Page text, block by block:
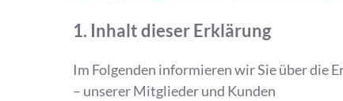
1. Inhalt dieser Erklärung
Im Folgenden informieren wir Sie über die
– unserer Mitglieder und Kunden